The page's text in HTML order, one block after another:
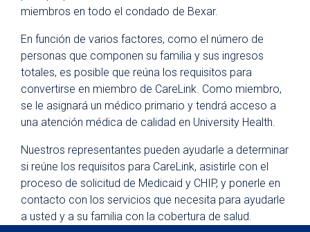
miembros en todo el condado de Bexar.
En función de varios factores, como el número de
personas que componen su familia y sus ingresos
totales, es posible que reúna los requisitos para
convertirse en miembro de CareLink. Como miembro,
se le asignará un médico primario y tendrá acceso a
una atención médica de calidad en University Health.
Nuestros representantes pueden ayudarle a determinar
si reúne los requisitos para CareLink, asistirle con el
proceso de solicitud de Medicaid y CHIP, y ponerle en
contacto con los servicios que necesita para ayudarle
a usted y a su familia con la cobertura de salud.